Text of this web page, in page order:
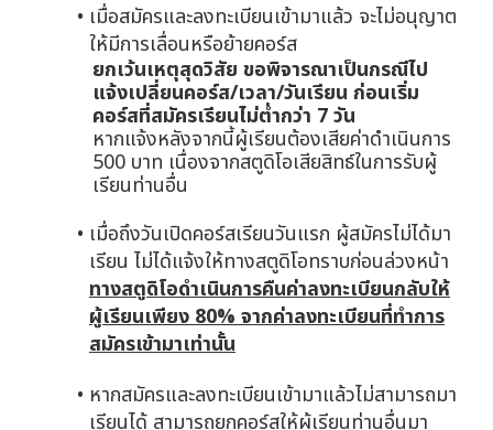
เมื่อสมัครและลงทะเบียนเข้ามาแล้ว จะไม่อนุญาต
ให้มีการเลื่อนหรือย้ายคอร์ส
ยกเว้นเหตุสุดวิสัย ขอพิจารณาเป็นกรณีไป
แจ้งเปลี่ยนคอร์ส/เวลา/วันเรียน ก่อนเริ่ม
คอร์สที่สมัครเรียนไม่ต่ำกว่า 7 วัน
หากแจ้งหลังจากนี้ผู้เรียนต้องเสียค่าดำเนินการ
500 บาท เนื่องจากสตูดิโอเสียสิทธ์ในการรับผู้
เรียนท่านอื่น
เมื่อถึงวันเปิดคอร์สเรียนวันแรก ผู้สมัครไม่ได้มา
เรียน ไม่ได้แจ้งให้ทางสตูดิโอทราบก่อนล่วงหน้า
ทางสตูดิโอดำเนินการคืนค่าลงทะเบียนกลับให้
ผู้เรียนเพียง 80% จากค่าลงทะเบียนที่ทำการ
สมัครเข้ามาเท่านั้น
หากสมัครและลงทะเบียนเข้ามาแล้วไม่สามารถมา
เรียนได้ สามารถยกคอร์สให้ผู้เรียนท่านอื่นมา